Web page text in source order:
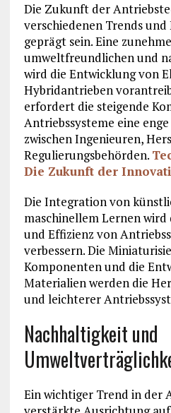
Die Zukunft der
verschiedenen Trends
geprägt sein. Eine
umweltfreundlichen und
wird die Entwicklung von
Hybridantrieben
erfordert die steigende
Antriebssysteme eine
zwischen Ingenieuren,
Regulierungsbehörden.
Die Zukunft der
Die Integration von
maschinellem Lernen
und Effizienz von
verbessern. Die
Komponenten und die
Materialien werden die
und leichterer
Nachhaltigkeit und
Ein wichtiger Trend in der